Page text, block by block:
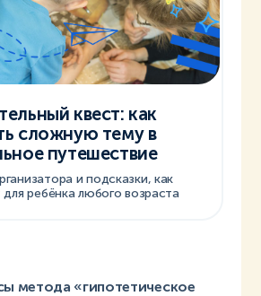
квест: как
сложную тему в
путешествие
и подсказки, как
для ребёнка любого возраста
метода «гипотетическое